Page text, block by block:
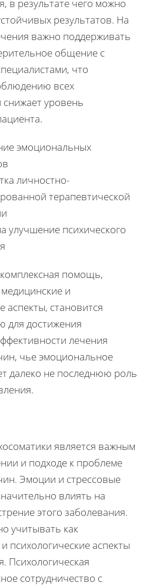
в результате чего можно
результатов. На
важно поддерживать
общение с
что
всех
уровень
эмоциональных
личностно-
терапевтической
улучшение психического
помощь,
и
аспекты, становится
для достижения
лечения
чье эмоциональное
далеко не последнюю роль
является важным
и подходе к проблеме
Эмоции и стрессовые
влиять на
этого заболевания.
учитывать как
психологические аспекты
Психологическая
сотрудничество с